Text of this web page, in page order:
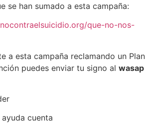
se han sumado a esta campaña:
que-no-nos-
a esta campaña reclamando un Plan
puedes enviar tu signo al wasap